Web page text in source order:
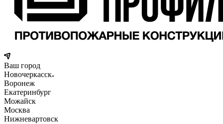
Ваш город
Новочеркасск
Воронеж
Екатеринбург
Можайск
Москва
Нижневартовск